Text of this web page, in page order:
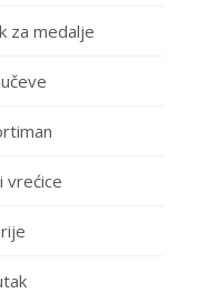
za medalje
vrećice